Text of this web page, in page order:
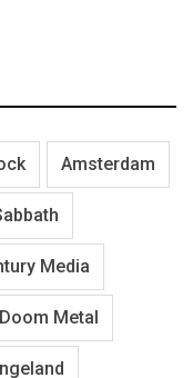
Amsterdam
Media
Doom Metal